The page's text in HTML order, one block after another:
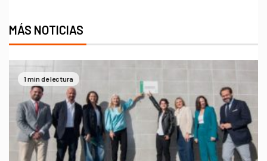
MÁS NOTICIAS
1 min de lectura